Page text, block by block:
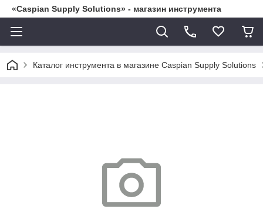
«Caspian Supply Solutions» - магазин инструмента
Каталог инструмента в магазине Caspian Supply Solutions